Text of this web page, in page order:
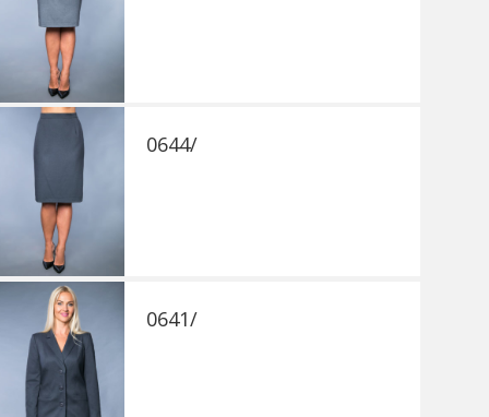
0644/
0641/